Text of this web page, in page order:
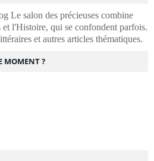
Le salon des précieuses combine
et l'Histoire, qui se confondent parfois.
et autres articles thématiques.
MOMENT ?